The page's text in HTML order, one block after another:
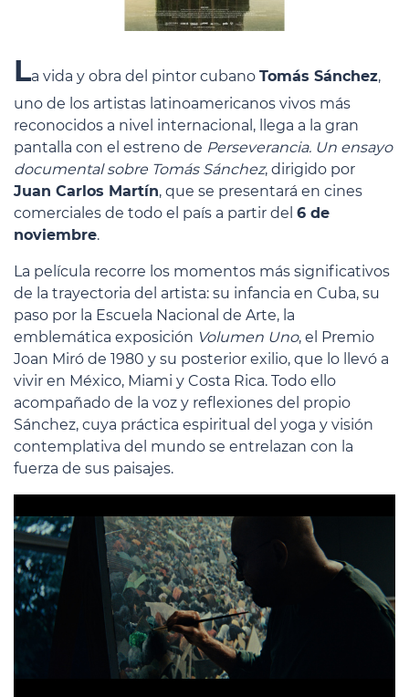
La vida y obra del pintor cubano Tomás Sánchez,
uno de los artistas latinoamericanos vivos más
reconocidos a nivel internacional, llega a la gran
pantalla con el estreno de Perseverancia. Un ensayo
documental sobre Tomás Sánchez, dirigido por
Juan Carlos Martín, que se presentará en cines
comerciales de todo el país a partir del 6 de
noviembre.
La película recorre los momentos más significativos
de la trayectoria del artista: su infancia en Cuba, su
paso por la Escuela Nacional de Arte, la
emblemática exposición Volumen Uno, el Premio
Joan Miró de 1980 y su posterior exilio, que lo llevó a
vivir en México, Miami y Costa Rica. Todo ello
acompañado de la voz y reflexiones del propio
Sánchez, cuya práctica espiritual del yoga y visión
contemplativa del mundo se entrelazan con la
fuerza de sus paisajes.